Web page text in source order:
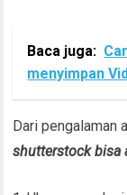
Baca juga:
menyimpan
Dari pengalaman
shutterstock bisa